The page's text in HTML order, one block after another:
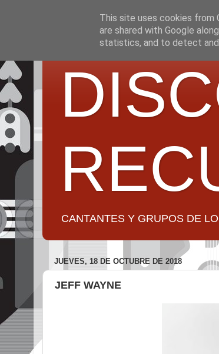
CANTANTES Y GRUPOS DE
JUEVES, 18 DE OCTUBRE DE 2018
JEFF WAYNE
This site uses cookies from
are shared with Google
statistics, and to detect and